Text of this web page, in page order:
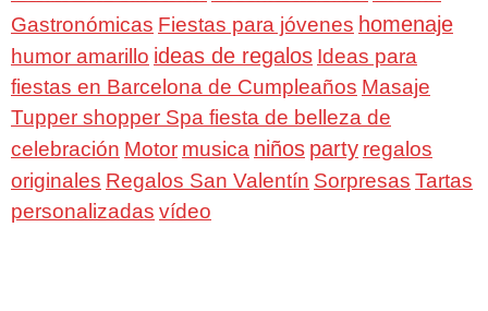
Gastronómicas Fiestas para jóvenes homenaje
humor amarillo ideas de regalos Ideas para
fiestas en Barcelona de Cumpleaños Masaje
Tupper shopper Spa fiesta de belleza de
celebración Motor musica niños party regalos
originales Regalos San Valentín Sorpresas Tartas
personalizadas vídeo